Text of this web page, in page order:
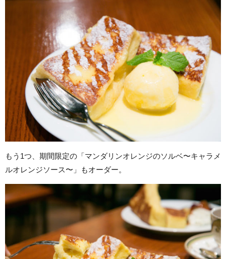
もう1つ、期間限定の「マンダリンオレンジのソルベ〜キャラメ
ルオレンジソース〜」もオーダー。